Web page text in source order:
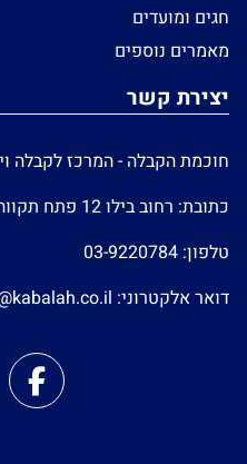
חגים ומועדים
מאמרים נוספים
יצירת קשר
חוכמת הקבלה - המרכז לקבלה
כתובת: רחוב בילו 12 פתח תקווה
טלפון: 03-9220784
דואר אלקטרוני: